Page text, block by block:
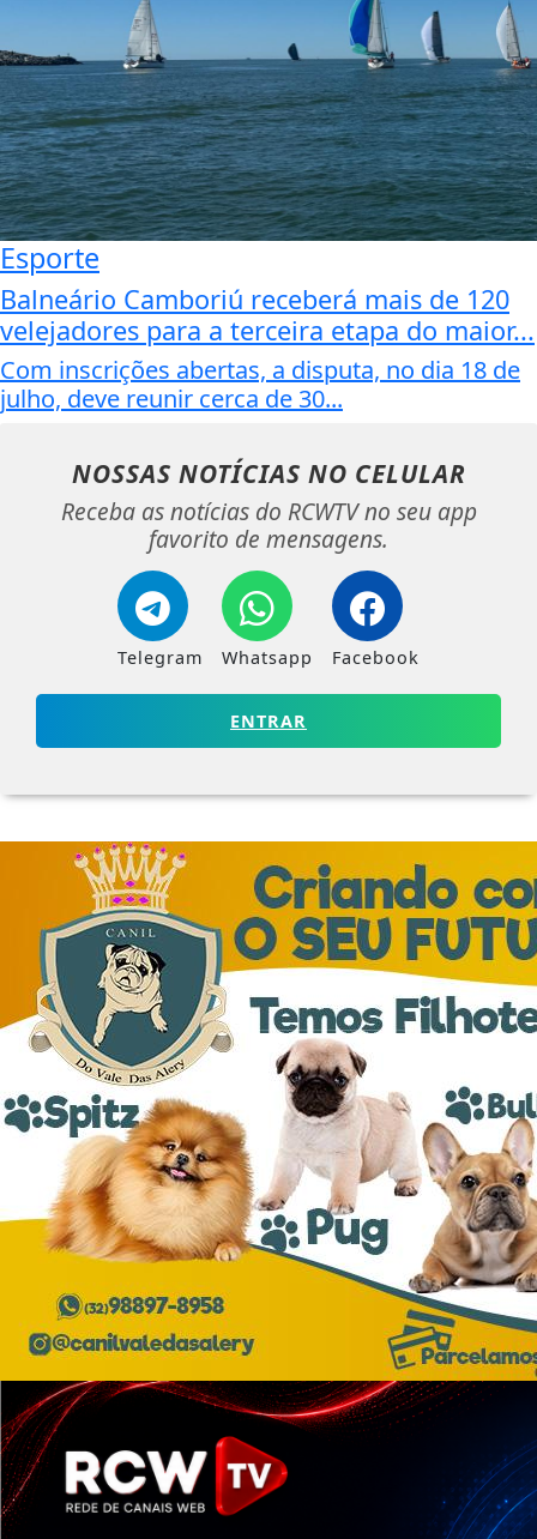
Esporte
Balneário Camboriú receberá mais de 120
velejadores para a terceira etapa do maior...
Com inscrições abertas, a disputa, no dia 18 de
julho, deve reunir cerca de 30...
NOSSAS NOTÍCIAS NO CELULAR
Receba as notícias do RCWTV no seu app
favorito de mensagens.
Telegram Whatsapp Facebook
ENTRAR